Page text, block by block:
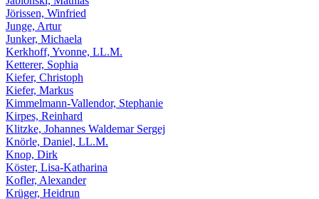
Jörissen, Winfried
Junge, Artur
Junker, Michaela
Kerkhoff, Yvonne, LL.M.
Ketterer, Sophia
Kiefer, Christoph
Kiefer, Markus
Kimmelmann-Vallendor, Stephanie
Kirpes, Reinhard
Klitzke, Johannes Waldemar Sergej
Knörle, Daniel, LL.M.
Knop, Dirk
Köster, Lisa-Katharina
Kofler, Alexander
Krüger, Heidrun